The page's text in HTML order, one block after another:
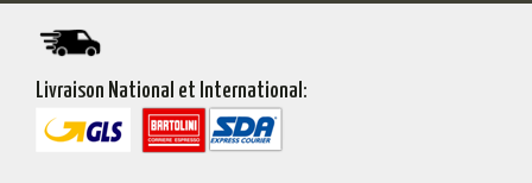
Livraison National et International: